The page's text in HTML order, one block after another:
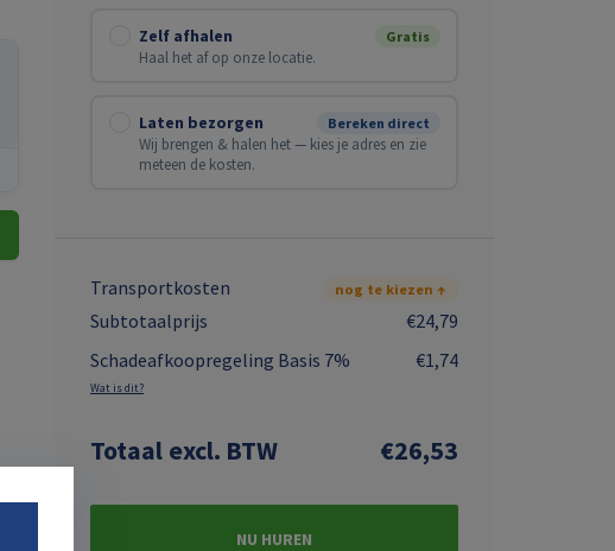
Gratis
Zelf afhalen
Haal het af op onze locatie.
Bereken direct
Laten bezorgen
Wij brengen & halen het — kies je adres en zie
meteen de kosten.
Transportkosten nog te kiezen ↑
Subtotaalprijs
€24,79
Schadeafkoopregeling Basis 7%
€1,74
Wat is dit?
Totaal excl. BTW €26,53
NU HUREN